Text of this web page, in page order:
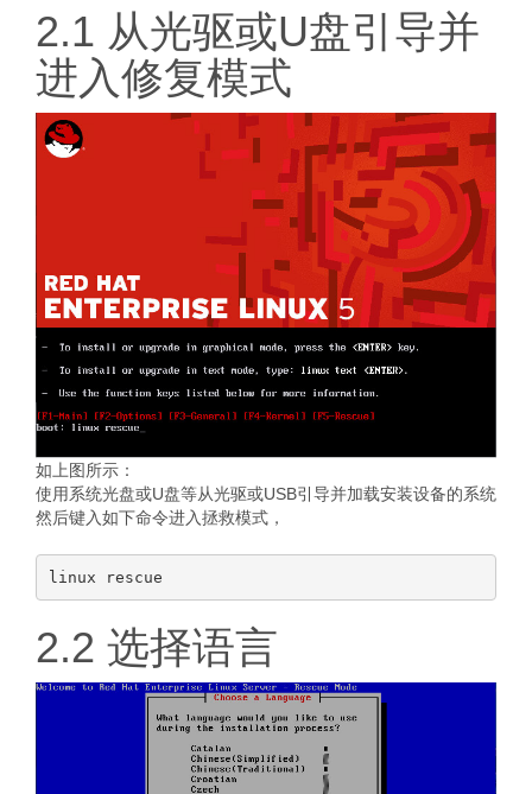
2.1 从光驱或U盘引导并
进入修复模式
如上图所示：
使用系统光盘或U盘等从光驱或USB引导并加载安装设备的系统
然后键入如下命令进入拯救模式，
2.2 选择语言